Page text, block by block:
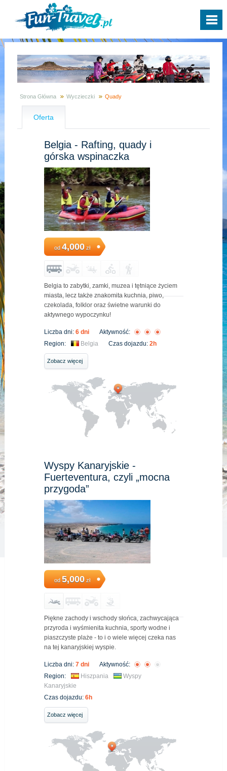
Strona Główna Wyczieczki Quady
Oferta
Belgia - Rafting, quady i
górska wspinaczka
od 4,000zł
Belgia to zabytki, zamki, muzea i tętniące życiem
miasta, lecz także znakomita kuchnia, piwo,
czekolada, folklor oraz świetne warunki do
aktywnego wypoczynku!
Liczba dni: 6 dni
Aktywność:
Region:
Belgia Czas dojazdu: 2h
Zobacz więcej
Wyspy Kanaryjskie -
Fuerteventura, czyli „mocna
przygoda”
od 5,000zł
Piękne zachody i wschody słońca, zachwycająca
przyroda i wyśmienita kuchnia, sporty wodne i
piaszczyste plaże - to i o wiele więcej czeka nas
na tej kanaryjskiej wyspie.
Liczba dni: 7 dni
Aktywność:
Region:
Hiszpania
Wyspy
Kanaryjskie
Czas dojazdu: 6h
Zobacz więcej